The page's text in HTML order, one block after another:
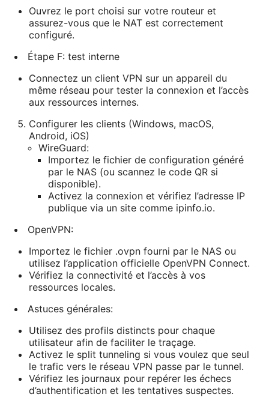
Ouvrez le port choisi sur votre routeur et
assurez-vous que le NAT est correctement
configuré.
Étape F: test interne
Connectez un client VPN sur un appareil du
même réseau pour tester la connexion et l’accès
aux ressources internes.
Configurer les clients (Windows, macOS,
Android, iOS)
WireGuard:
Importez le fichier de configuration généré
par le NAS (ou scannez le code QR si
disponible).
Activez la connexion et vérifiez l’adresse IP
publique via un site comme ipinfo.io.
OpenVPN:
Importez le fichier .ovpn fourni par le NAS ou
utilisez l’application officielle OpenVPN Connect.
Vérifiez la connectivité et l’accès à vos
ressources locales.
Astuces générales:
Utilisez des profils distincts pour chaque
utilisateur afin de faciliter le traçage.
Activez le split tunneling si vous voulez que seul
le trafic vers le réseau VPN passe par le tunnel.
Vérifiez les journaux pour repérer les échecs
d’authentification et les tentatives suspectes.